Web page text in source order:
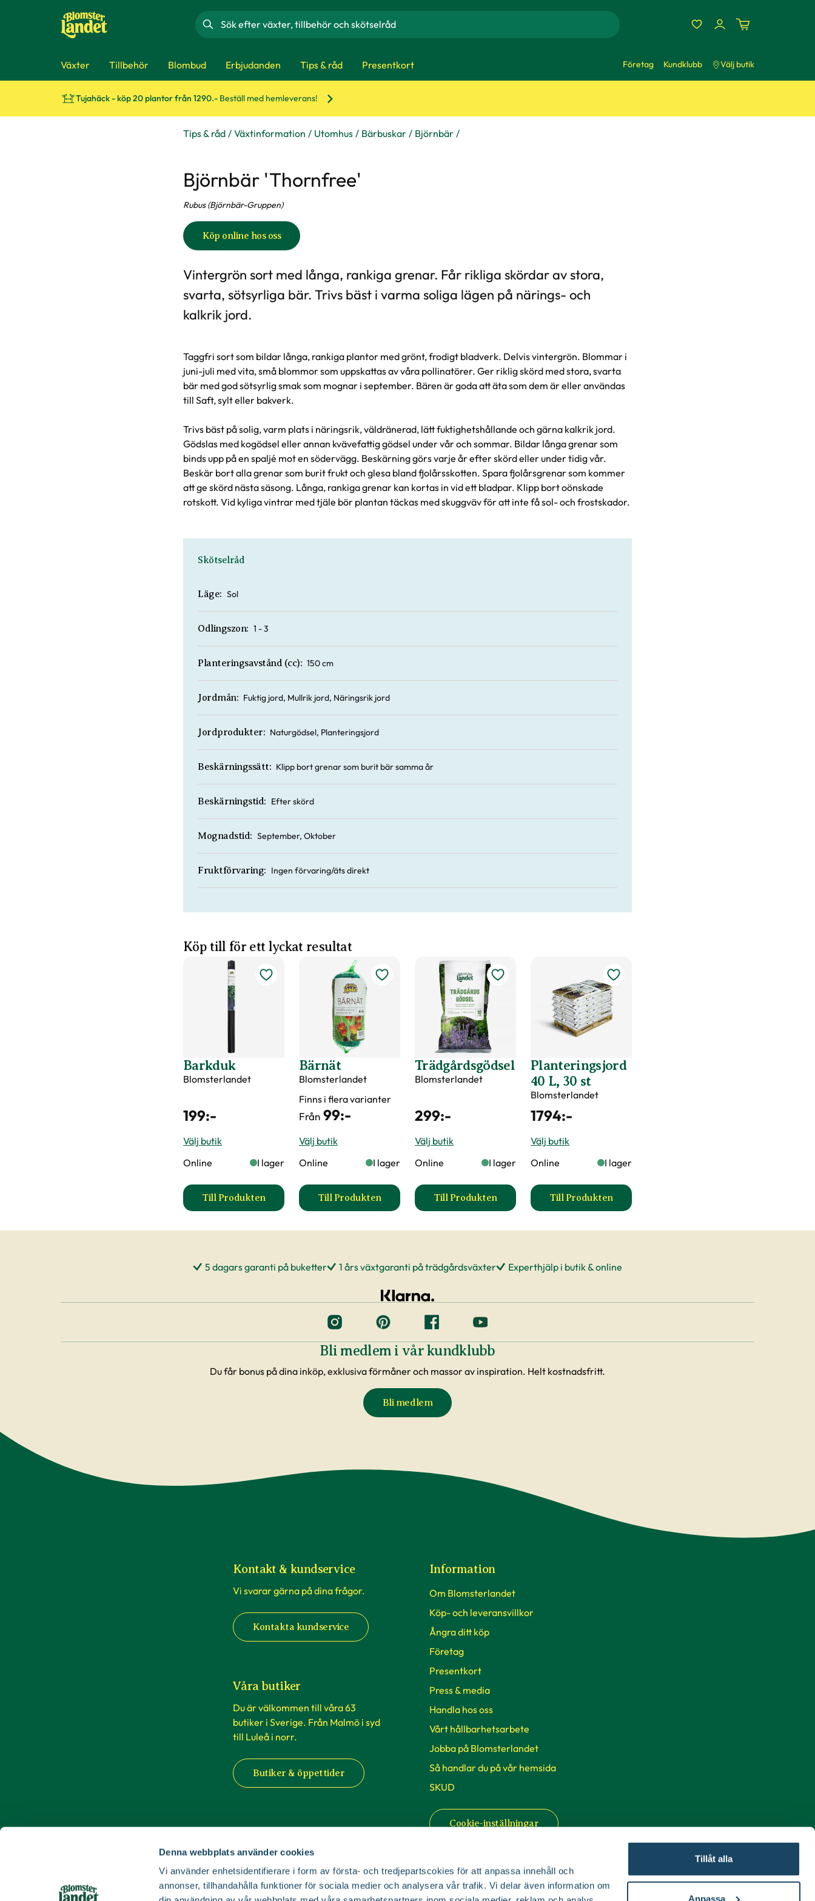
Denna webbplats använder cookies
Vi använder enhetsidentifierare i form av första- och tredjepartscokies för att anpassa innehåll och
annonser, tillhandahålla funktioner för sociala medier och analysera vår trafik. Vi delar även information om
Tillåt alla
Anpassa
Sök
Växter Tillbehör Blombud Erbjudanden Tips & råd Presentkort Företag Kundklubb Välj butik
Tujahäck - köp 20 plantor från 1290.- Beställ med hemleverans!
Tips & råd Växtinformation Utomhus Bärbuskar Björnbär
Björnbär 'Thornfree'
Rubus (Björnbär-Gruppen)
Köp online hos oss
Vintergrön sort med långa, rankiga grenar. Får rikliga skördar av stora,
svarta, sötsyrliga bär. Trivs bäst i varma soliga lägen på närings- och
kalkrik jord.
Taggfri sort som bildar långa, rankiga plantor med grönt, frodigt bladverk. Delvis vintergrön. Blommar i
juni-juli med vita, små blommor som uppskattas av våra pollinatörer. Ger riklig skörd med stora, svarta
bär med god sötsyrlig smak som mognar i september. Bären är goda att äta som dem är eller användas
till Saft, sylt eller bakverk.
Trivs bäst på solig, varm plats i näringsrik, väldränerad, lätt fuktighetshållande och gärna kalkrik jord.
Gödslas med kogödsel eller annan kvävefattig gödsel under vår och sommar. Bildar långa grenar som
binds upp på en spaljé mot en södervägg. Beskärning görs varje år efter skörd eller under tidig vår.
Beskär bort alla grenar som burit frukt och glesa bland fjolårsskotten. Spara fjolårsgrenar som kommer
att ge skörd nästa säsong. Långa, rankiga grenar kan kortas in vid ett bladpar. Klipp bort oönskade
rotskott. Vid kyliga vintrar med tjäle bör plantan täckas med skuggväv för att inte få sol- och frostskador.
Skötselråd
Läge: Sol
Odlingszon: 1 - 3
Planteringsavstånd (cc): 150 cm
Jordmån: Fuktig jord, Mullrik jord, Näringsrik jord
Jordprodukter: Naturgödsel, Planteringsjord
Beskärningssätt: Klipp bort grenar som burit bär samma år
Beskärningstid: Efter skörd
Mognadstid: September, Oktober
Fruktförvaring: Ingen förvaring/äts direkt
Köp till för ett lyckat resultat
Barkduk
Blomsterlandet
199:-
Välj butik
Online
I lager
Till Produkten
till Barkduk produktsida
Bärnät
Blomsterlandet
Finns i flera varianter
Från 99:-
Välj butik
Online
I lager
Till Produkten
till Bärnät produktsida
Trädgårdsgödsel
Blomsterlandet
299:-
Välj butik
Online
I lager
Till Produkten
till Trädgårdsgödsel produktsida
Planteringsjord
40 L, 30 st
Blomsterlandet
1794:-
Välj butik
Online
I lager
Till Produkten
till Planteringsjord 40 L, 30 st produktsida
5 dagars garanti på buketter 1 års växtgaranti på trädgårdsväxter Experthjälp i butik & online
Bli medlem i vår kundklubb
Du får bonus på dina inköp, exklusiva förmåner och massor av inspiration. Helt kostnadsfritt.
Bli medlem
Kontakt & kundservice
Vi svarar gärna på dina frågor.
Kontakta kundservice
Våra butiker
Du är välkommen till våra 63
butiker i Sverige. Från Malmö i syd
till Luleå i norr.
Butiker & öppettider
Information
Om Blomsterlandet
Köp- och leveransvillkor
Ångra ditt köp
Företag
Presentkort
Press & media
Handla hos oss
Vårt hållbarhetsarbete
Jobba på Blomsterlandet
Så handlar du på vår hemsida
SKUD
Cookie-inställningar